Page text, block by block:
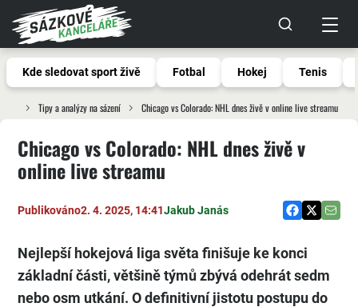
Kde sledovat sport živě Fotbal Hokej Tenis
Tipy a analýzy na sázení Chicago vs Colorado: NHL dnes živě v online live streamu
Chicago vs Colorado: NHL dnes živě v
online live streamu
Publikováno2. 4. 2025, 14:41Jakub Janás
Nejlepší hokejová liga světa finišuje ke konci
základní části, většině týmů zbývá odehrát sedm
nebo osm utkání. O definitivní jistotu postupu do